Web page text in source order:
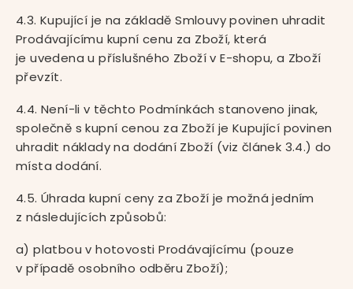
4.3. Kupující je na základě Smlouvy povinen uhradit
Prodávajícímu kupní cenu za Zboží, která
je uvedena u příslušného Zboží v E-shopu, a Zboží
převzít.
4.4. Není-li v těchto Podmínkách stanoveno jinak,
společně s kupní cenou za Zboží je Kupující povinen
uhradit náklady na dodání Zboží (viz článek 3.4.) do
místa dodání.
4.5. Úhrada kupní ceny za Zboží je možná jedním
z následujících způsobů:
a) platbou v hotovosti Prodávajícímu (pouze
v případě osobního odběru Zboží);